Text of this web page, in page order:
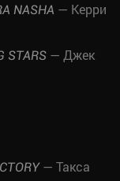
NASHA — Керри
STARS — Джек
— Такса